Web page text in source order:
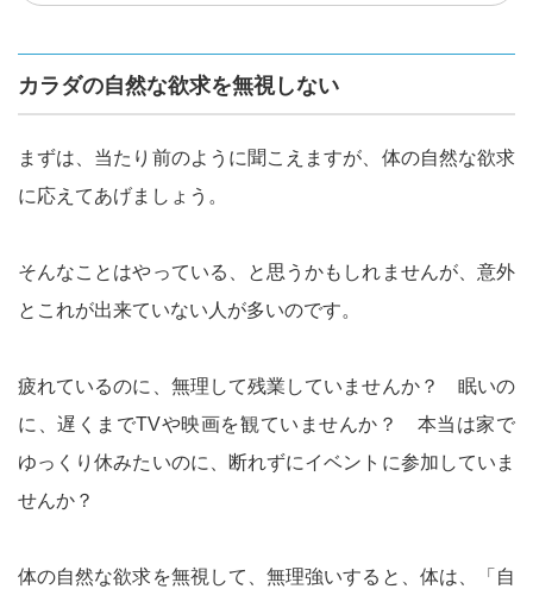
これからどう関わっていったら良い
のか？ などなど、これからの人生で
本当に必要な情報ですし、知ってお
きべき情報ですので、 ぜひ、神、神
ださい。
カラダの自然な欲求を無視しない
まずは、当たり前のように聞こえますが、体の自然な欲求
に応えてあげましょう。
そんなことはやっている、と思うかもしれませんが、意外
とこれが出来ていない人が多いのです。
疲れているのに、無理して残業していませんか？ 眠いの
に、遅くまでTVや映画を観ていませんか？ 本当は家で
ゆっくり休みたいのに、断れずにイベントに参加していま
せんか？
体の自然な欲求を無視して、無理強いすると、体は、「自